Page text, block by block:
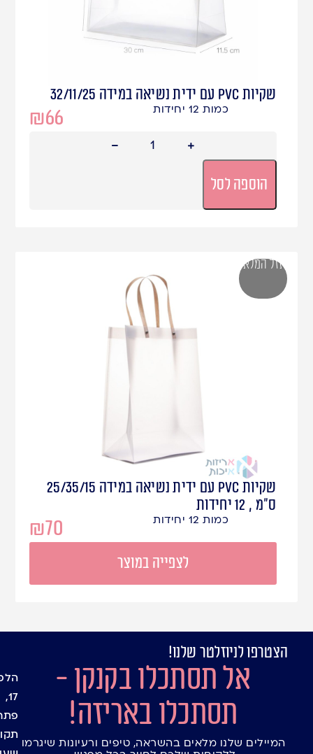
שקיות PVC עם ידית נשיאה במידה 32/11/25
₪66 כמות 12 יחידות
הוספה לסל
שקיות PVC עם ידית נשיאה במידה 25/35/15
ס"מ , 12 יחידות
₪70 כמות 12 יחידות
לצפייה במוצר
אזל המלאי
הצטרפו לניוזלטר שלנו!
אל תסתכלו בקנקן -
תסתכלו באריזה!
המיילים שלנו מלאים בהשראה, טיפים ורעיונות שיגרמו
בלוג
חנות
קשר
17,